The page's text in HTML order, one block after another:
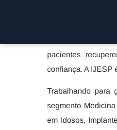
A Reconstrução
enxerto,
pacientes
confiança. A IJESP
Trabalhando para
segmento
em Idosos,